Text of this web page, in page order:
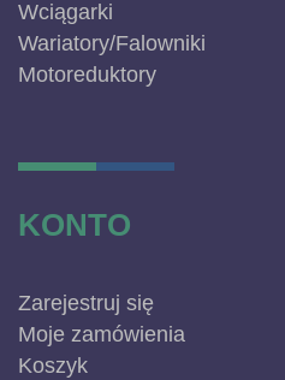
Wciągarki
Wariatory/Falowniki
Motoreduktory
KONTO
Zarejestruj się
Moje zamówienia
Koszyk